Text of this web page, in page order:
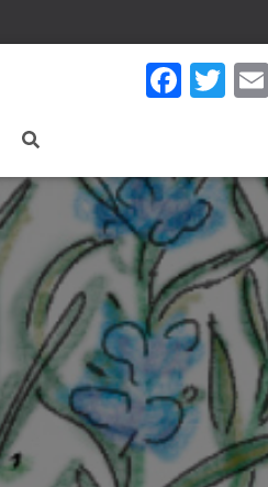
F
e
b
o
o
k
T
er